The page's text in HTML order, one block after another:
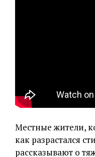
Местные жители,
как разрастался
рассказывают о